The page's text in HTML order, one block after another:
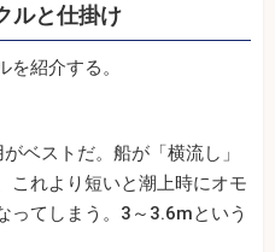
ルと仕掛け
紹介する。
ベストだ。船が「横流し」
これより短いと潮上時にオモ
ってしまう。3～3.6mという